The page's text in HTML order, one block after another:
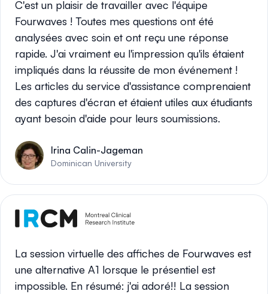
C'est un plaisir de travailler avec l'équipe
Fourwaves ! Toutes mes questions ont été
analysées avec soin et ont reçu une réponse
rapide. J'ai vraiment eu l'impression qu'ils étaient
impliqués dans la réussite de mon événement !
Les articles du service d'assistance comprenaient
des captures d'écran et étaient utiles aux étudiants
ayant besoin d'aide pour leurs soumissions.
Irina Calin-Jageman
Dominican University
La session virtuelle des affiches de Fourwaves est
une alternative A1 lorsque le présentiel est
impossible. En résumé: j'ai adoré!! La session